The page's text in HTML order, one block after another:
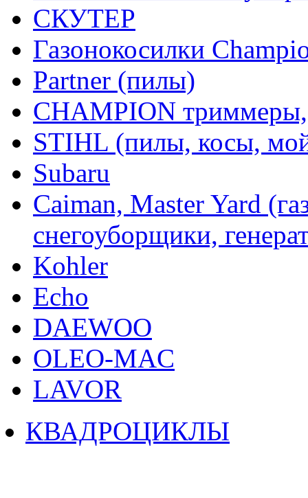
СКУТЕР
Газонокосилки
Partner (пилы)
CHAMPION
STIHL (пилы, косы,
Subaru
Caiman, Master Yard
снегоуборщики,
Kohler
Echo
DAEWOO
OLEO-MAC
LAVOR
КВАДРОЦИКЛЫ